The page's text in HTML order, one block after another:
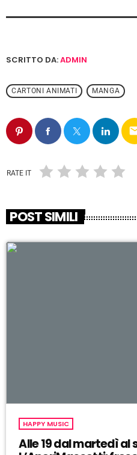
SCRITTO DA:ADMIN
CARTONI ANIMATI MANGA
RATE IT
POST SIMILI
HAPPY MUSIC
Alle 19 dal martedì al